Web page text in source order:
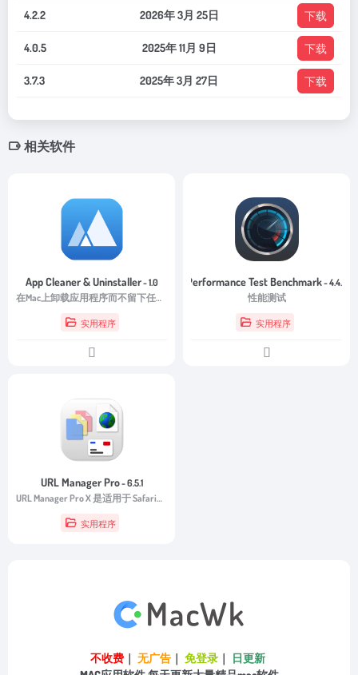
4.2.2 2026年 3月 25日 下载
4.0.5 2025年 11月 9日 下载
3.7.3 2025年 3月 27日 下载
相关软件
App Cleaner & Uninstaller- 1.0
在Mac上卸载应用程序而不留下任何痕迹
实用程序
Performance Test Benchmark- 4.4.2
性能测试
实用程序
URL Manager Pro- 6.5.1
URL Manager Pro X 是适用于 Safari、OmniWeb、Mozilla、Netscape、iCab 和 Camino 浏览器的书签管理器，可以从浏览器菜单以及通过系统菜单从任何应用程序进行即时访问。
实用程序
不收费 ｜ 无广告 ｜ 免登录 ｜
日更新